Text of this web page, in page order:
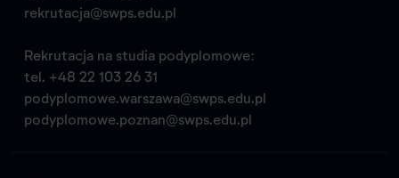
rekrutacja@swps.edu.pl
Rekrutacja na studia podyplomowe:
tel. +48 22 103 26 31
podyplomowe.warszawa@swps.edu.pl
podyplomowe.poznan@swps.edu.pl